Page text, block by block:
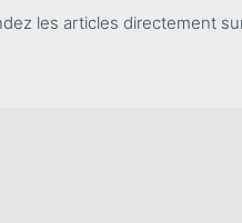
les articles directement